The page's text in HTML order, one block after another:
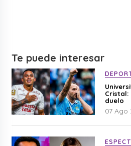
Te puede interesar
Cristal:
duelo
07 Ago